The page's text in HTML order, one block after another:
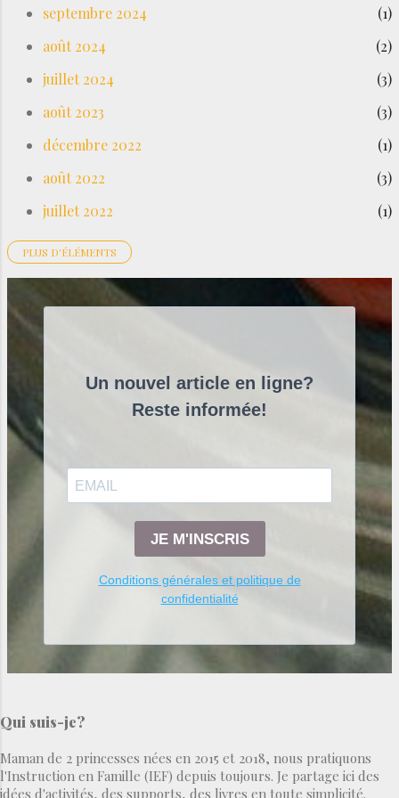
septembre 2024
1
août 2024
2
juillet 2024
3
août 2023
3
décembre 2022
1
août 2022
3
juillet 2022
1
avril 2022
mars 2022
2
1
1
avril 2021
mars 2021
février 2021
janvier 2021
décembre 2020
novembre 2020
octobre 2020
5
6
juin 2020
mai 2020
avril 2020
PLUS D'ÉLÉMENTS
Un nouvel article en ligne?
Reste informée!
JE M'INSCRIS
Conditions générales et politique de
confidentialité
Qui suis-je?
Maman de 2 princesses nées en 2015 et 2018, nous pratiquons
l'Instruction en Famille (IEF) depuis toujours. Je partage ici des
idées d'activités, des supports, des livres en toute simplicité.